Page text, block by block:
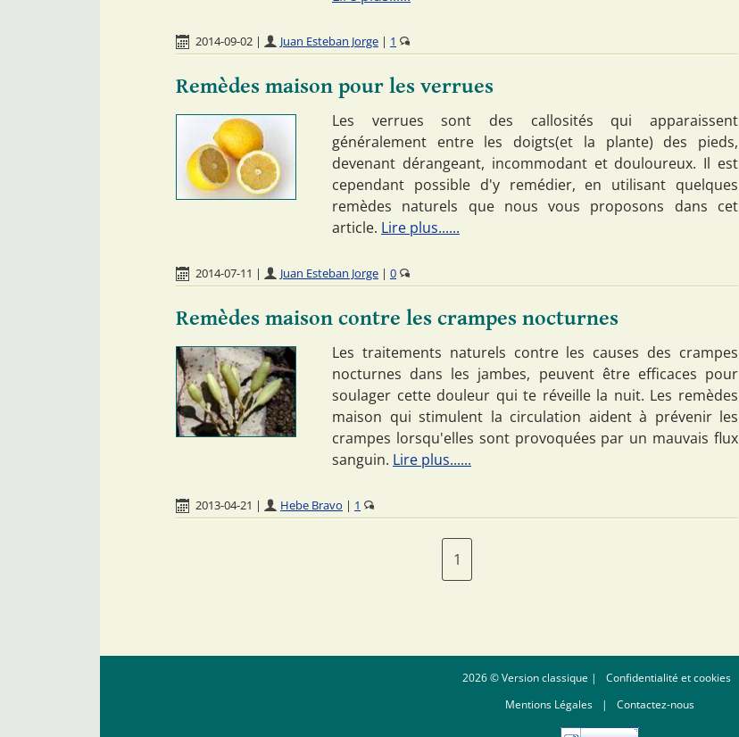
2014-09-02 | Juan Esteban Jorge | 1
Remèdes maison pour les verrues
Les verrues sont des callosités qui apparaissent
généralement entre les doigts(et la plante) des pieds,
devenant dérangeant, incommodant et douloureux. Il est
cependant possible d'y remédier, en utilisant quelques
remèdes naturels que nous vous proposons dans cet
article. Lire plus......
2014-07-11 | Juan Esteban Jorge | 0
Remèdes maison contre les crampes nocturnes
Les traitements naturels contre les causes des crampes
nocturnes dans les jambes, peuvent être efficaces pour
soulager cette douleur qui te réveille la nuit. Les remèdes
maison qui stimulent la circulation aident à prévenir les
crampes lorsqu'elles sont provoquées par un mauvais flux
sanguin. Lire plus......
2013-04-21 | Hebe Bravo | 1
1
2026 © Version classique |
Confidentialité et cookies
Mentions Légales
| Contactez-nous